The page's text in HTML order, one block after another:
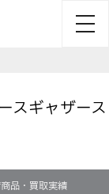
スギャザース
品・買取実績